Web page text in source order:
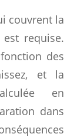
couvrent la
requise.
des
et la
en
dans